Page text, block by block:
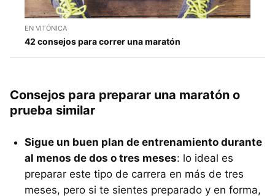
EN VITÓNICA
42 consejos para correr una maratón
Consejos para preparar una maratón o
prueba similar
Sigue un buen plan de entrenamiento durante
al menos de dos o tres meses: lo ideal es
preparar este tipo de carrera en más de tres
meses, pero si te sientes preparado y en forma,